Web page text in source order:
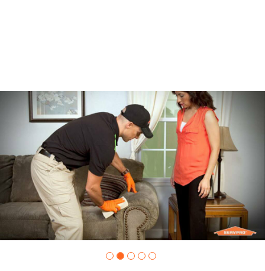
Company
photo